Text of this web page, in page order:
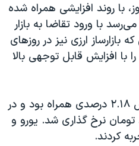
ایران
با روند افزایشی همراه شده
با ورود تقاضا به بازار
بازارساز ارزی نیز در روز‌های
با افزایش قابل توجهی بالا
قیمت دلار امروز نیز با فزایش ۲.۱۸ درصدی همراه بود و در
بازار به قیمت ۱۳ هزار و ۶۹۰ تومان نرخ گذاری شد. یورو و
کردند.